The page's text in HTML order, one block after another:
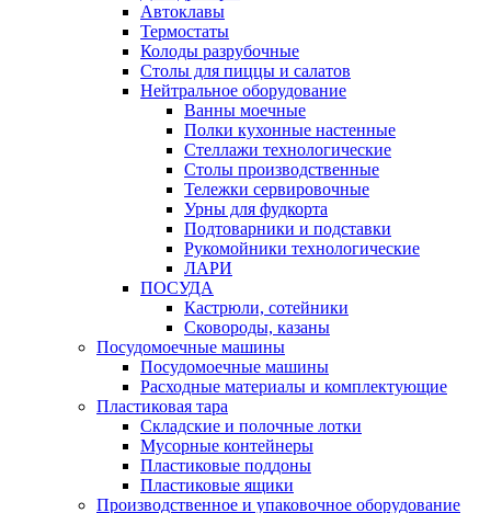
Автоклавы
Термостаты
Колоды разрубочные
Столы для пиццы и салатов
Нейтральное оборудование
Ванны моечные
Полки кухонные настенные
Стеллажи технологические
Столы производственные
Тележки сервировочные
Урны для фудкорта
Подтоварники и подставки
Рукомойники технологические
ЛАРИ
ПОСУДА
Кастрюли, сотейники
Сковороды, казаны
Посудомоечные машины
Посудомоечные машины
Расходные материалы и комплектующие
Пластиковая тара
Складские и полочные лотки
Мусорные контейнеры
Пластиковые поддоны
Пластиковые ящики
Производственное и упаковочное оборудование